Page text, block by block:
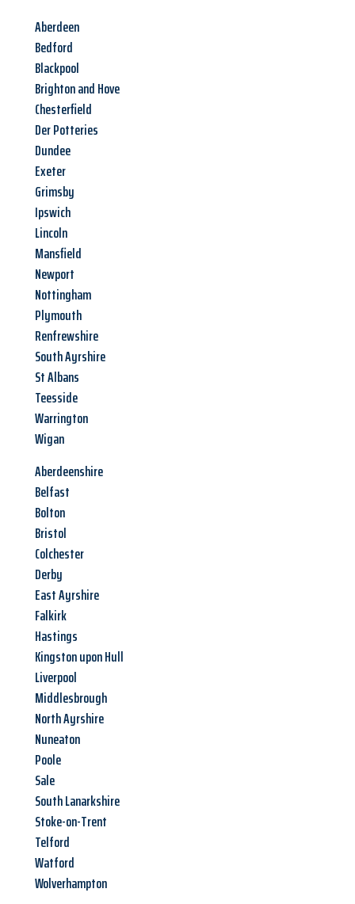
Aberdeen
Bedford
Blackpool
Brighton and Hove
Chesterfield
Der Potteries
Dundee
Exeter
Grimsby
Ipswich
Lincoln
Mansfield
Newport
Nottingham
Plymouth
Renfrewshire
South Ayrshire
St Albans
Teesside
Warrington
Wigan
Aberdeenshire
Belfast
Bolton
Bristol
Colchester
Derby
East Ayrshire
Falkirk
Hastings
Kingston upon Hull
Liverpool
Middlesbrough
North Ayrshire
Nuneaton
Poole
Sale
South Lanarkshire
Stoke-on-Trent
Telford
Watford
Wolverhampton